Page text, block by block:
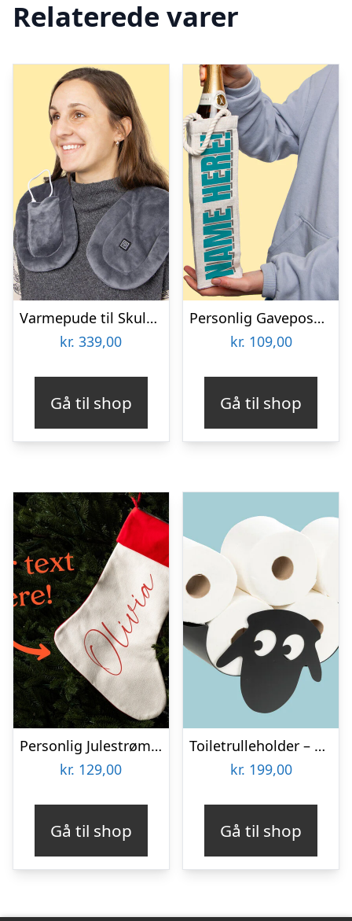
Relaterede varer
Varmepude til Skuldre og Ryg – Zenkuru
kr. 339,00
Gå til shop
Personlig Gavepose til vin med Tekst
kr. 109,00
Gå til shop
Personlig Julestrømpe med Tekst
kr. 129,00
Gå til shop
Toiletrulleholder – Liggende får
kr. 199,00
Gå til shop